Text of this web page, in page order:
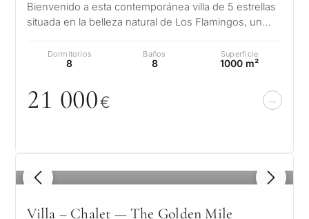
Bienvenido a esta contemporánea villa de 5 estrellas
situada en la belleza natural de Los Flamingos, un
Dormitorios
8
Baños
8
Superficie
1000 m²
21 000€
1 / 8
Villa – Chalet — The Golden Mile